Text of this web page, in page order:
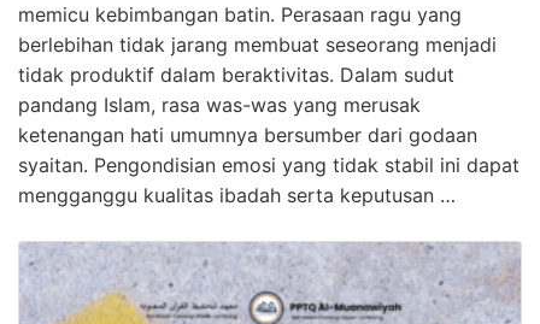
memicu kebimbangan batin. Perasaan ragu yang
berlebihan tidak jarang membuat seseorang menjadi
tidak produktif dalam beraktivitas. Dalam sudut
pandang Islam, rasa was-was yang merusak
ketenangan hati umumnya bersumber dari godaan
syaitan. Pengondisian emosi yang tidak stabil ini dapat
mengganggu kualitas ibadah serta keputusan …